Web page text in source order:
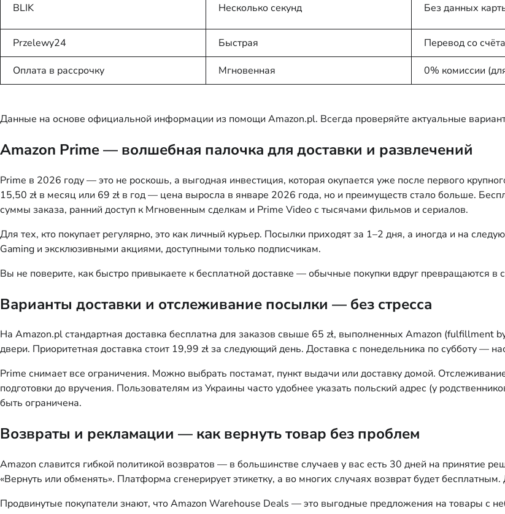
BLIK Несколько секунд Без данных
Przelewy24 Быстрая Перевод со
Оплата в рассрочку Мгновенная 0% комиссии
Данные на основе официальной информации из помощи Amazon.pl. Всегда проверяйте актуальные
Amazon Prime — волшебная палочка для доставки и развлечений
Prime в 2026 году — это не роскошь, а выгодная инвестиция, которая окупается уже после первого
15,50 zł в месяц или 69 zł в год — цена выросла в январе 2026 года, но и преимуществ стало больше.
суммы заказа, ранний доступ к Мгновенным сделкам и Prime Video с тысячами фильмов и сериалов.
Для тех, кто покупает регулярно, это как личный курьер. Посылки приходят за 1–2 дня, а иногда и на
Gaming и эксклюзивными акциями, доступными только подписчикам.
Вы не поверите, как быстро привыкаете к бесплатной доставке — обычные покупки вдруг превращаются в
Варианты доставки и отслеживание посылки — без стресса
На Amazon.pl стандартная доставка бесплатна для заказов свыше 65 zł, выполненных Amazon (fulfillment
двери. Приоритетная доставка стоит 19,99 zł за следующий день. Доставка с понедельника по субботу —
Prime снимает все ограничения. Можно выбрать постамат, пункт выдачи или доставку домой.
подготовки до вручения. Пользователям из Украины часто удобнее указать польский адрес (у
быть ограничена.
Возвраты и рекламации — как вернуть товар без проблем
Amazon славится гибкой политикой возвратов — в большинстве случаев у вас есть 30 дней на принятие
«Вернуть или обменять». Платформа сгенерирует этикетку, а во многих случаях возврат будет
Продвинутые покупатели знают, что Amazon Warehouse Deals — это выгодные предложения на товары с